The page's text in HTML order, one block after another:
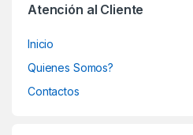
Atención al Cliente
Inicio
Quienes Somos?
Contactos